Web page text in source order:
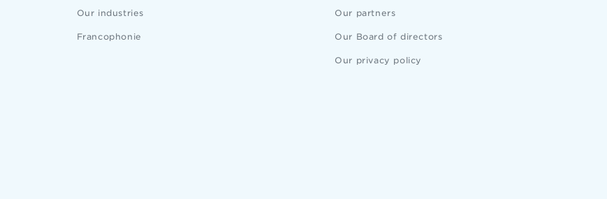
Our industries
Francophonie
Our partners
Our Board of directors
Our privacy policy